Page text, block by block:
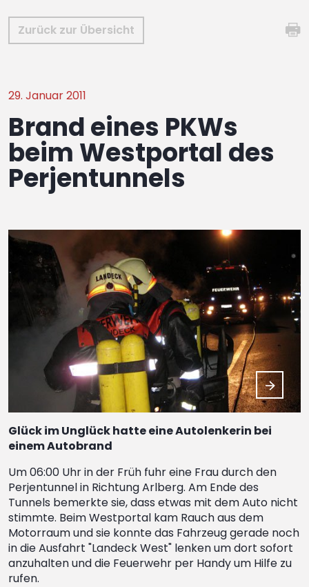
Zurück zur Übersicht
29. Januar 2011
Brand eines PKWs
beim Westportal des
Perjentunnels
Glück im Unglück hatte eine Autolenkerin bei
einem Autobrand
Um 06:00 Uhr in der Früh fuhr eine Frau durch den
Perjentunnel in Richtung Arlberg. Am Ende des
Tunnels bemerkte sie, dass etwas mit dem Auto nicht
stimmte. Beim Westportal kam Rauch aus dem
Motorraum und sie konnte das Fahrzeug gerade noch
in die Ausfahrt "Landeck West" lenken um dort sofort
anzuhalten und die Feuerwehr per Handy um Hilfe zu
rufen.